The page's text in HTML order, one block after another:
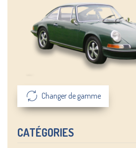
Changer de gamme
CATÉGORIES